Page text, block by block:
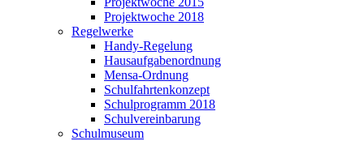
Projektwoche 2018
Regelwerke
Handy-Regelung
Hausaufgabenordnung
Mensa-Ordnung
Schulfahrtenkonzept
Schulprogramm 2018
Schulvereinbarung
Schulmuseum